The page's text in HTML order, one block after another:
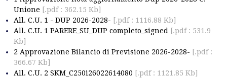
Unione [.pdf : 362.15 Kb]
All. C.U. 1 - DUP 2026-2028- [.pdf : 1116.88 Kb]
All. C.U. 1 PARERE_SU_DUP completo_signed
[.pdf : 531.9
Kb]
2 Approvazione Bilancio di Previsione 2026-2028- [.pdf :
366.67 Kb]
All. C.U. 2 SKM_C250i26022614080 [.pdf : 1121.85 Kb]